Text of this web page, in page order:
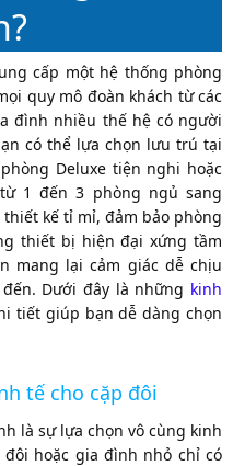
cấp một hệ thống phòng
quy mô đoàn khách từ các
đình nhiều thế hệ có người
có thể lựa chọn lưu trú tại
Deluxe tiện nghi hoặc
1 đến 3 phòng ngủ sang
kế tỉ mỉ, đảm bảo phòng
thiết bị hiện đại xứng tầm
mang lại cảm giác dễ chịu
Dưới đây là những kinh
tiết giúp bạn dễ dàng chọn
tế cho cặp đôi
là sự lựa chọn vô cùng kinh
hoặc gia đình nhỏ chỉ có